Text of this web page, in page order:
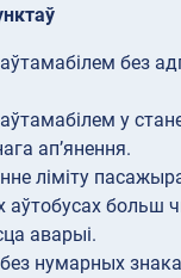
без
у
ап’янення.
ліміту
аўтобусах больш
аварыі.
нумарных